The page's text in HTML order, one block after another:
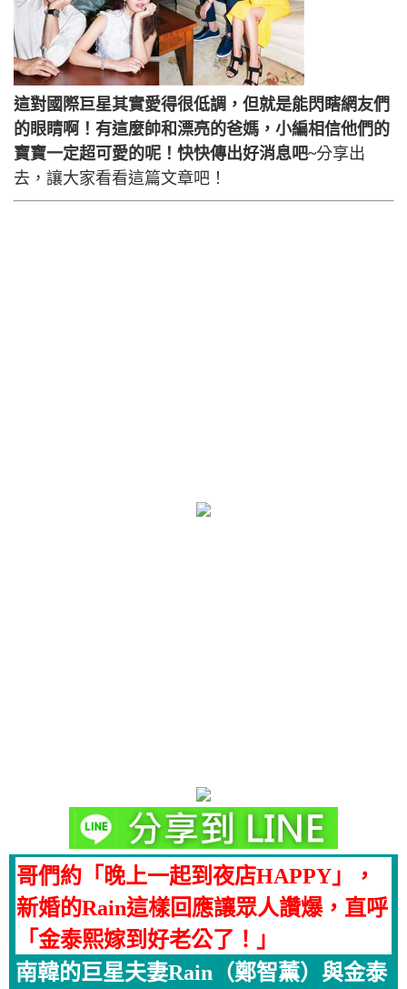
這對國際巨星其實愛得很低調，但就是能閃瞎網友們
的眼睛啊！有這麼帥和漂亮的爸媽，小編相信他們的
寶寶一定超可愛的呢！快快傳出好消息吧~分享出
去，讓大家看看這篇文章吧！
哥們約「晚上一起到夜店HAPPY」，
新婚的Rain這樣回應讓眾人讚爆，直呼
「金泰熙嫁到好老公了！」
南韓的巨星夫妻Rain（鄭智薰）與金泰